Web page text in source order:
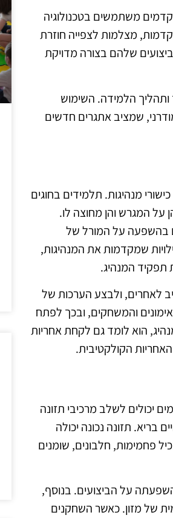
ספר למתקדמים משתמשים בטכנולוגיה
מצלמות לצפייה חוזרת
שלהם בצורה מדויקת
הלמידה. השימוש
שמציב אתגרים חדשים
מנהיגות. תלמידים בחוגים
על המגרש והן מחוצה לו.
בהשפעה על המורל של
שמקדמות את המנהיגות,
תפקיד המנהיג.
לאחרים, ולבצע הערכות של
והמשחקים, ובכך לפתח
הוא לומד גם לקחת אחריות
הקולקטיבית.
יכולים לשלב מרכיבי תזונה
בריא. תזונה נכונה יכולה
פחמימות, חלבונים, שומנים
על הביצועים. בנוסף,
של מזון. כאשר השחקנים